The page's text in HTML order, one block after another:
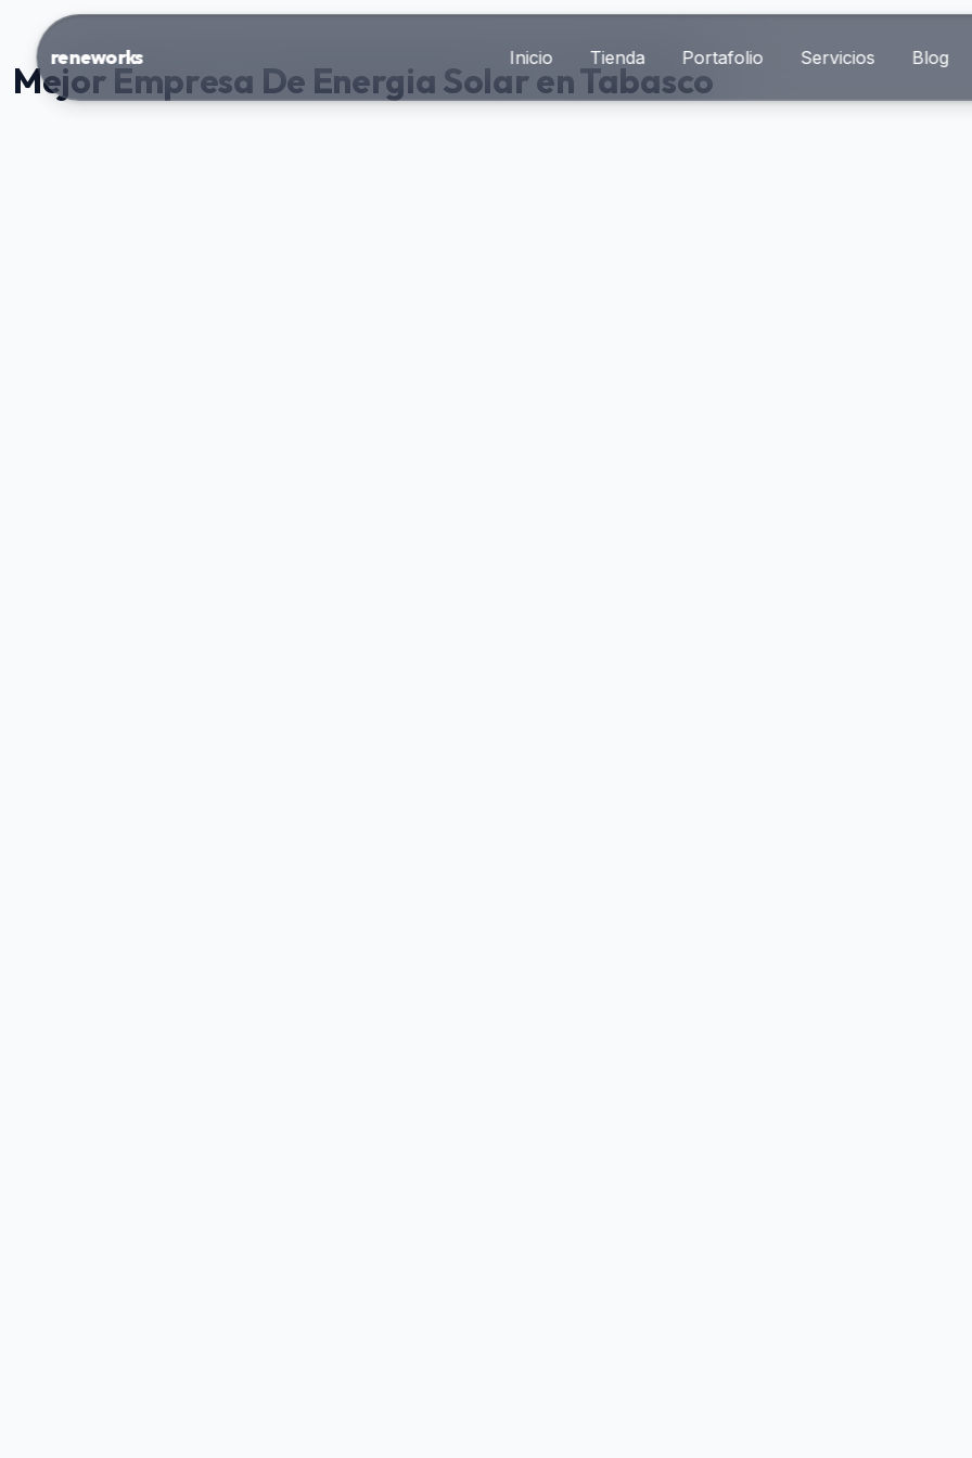
reneworks Inicio Tienda Portafolio Servicios Blog
Mejor Empresa De Energia Solar en Tabasco